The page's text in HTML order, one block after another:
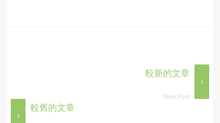
較新的文章
Next Post
較舊的文章